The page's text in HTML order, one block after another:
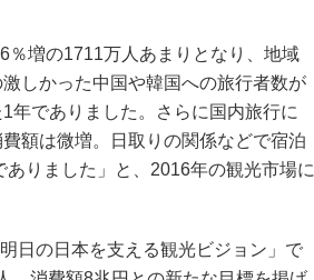
増の1711万人あまりとなり、地域
しかった中国や韓国への旅行者数が
年でありました。さらに国内旅行に
額は微増。日取りの関係などで宿泊
りました」と、2016年の観光市場に
日の日本を支える観光ビジョン」で